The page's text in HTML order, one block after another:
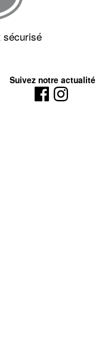
sécurisé
Suivez notre actualité